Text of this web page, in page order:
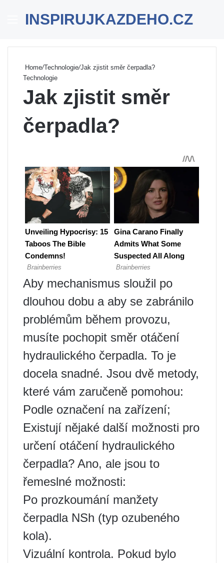
Menu
INSPIRUJKAZDEHO.CZ
Home/Technologie/Jak zjistit směr čerpadla?
Technologie
Jak zjistit směr
čerpadla?
Aby mechanismus sloužil po
dlouhou dobu a aby se zabránilo
problémům během provozu,
musíte pochopit směr otáčení
hydraulického čerpadla. To je
docela snadné. Jsou dvě metody,
které vám zaručeně pomohou:
Podle označení na zařízení;
Existují nějaké další možnosti pro
určení otáčení hydraulického
čerpadla? Ano, ale jsou to
řemeslné možnosti:
Po prozkoumání manžety
čerpadla NSh (typ ozubeného
kola).
Vizuální kontrola. Pokud bylo